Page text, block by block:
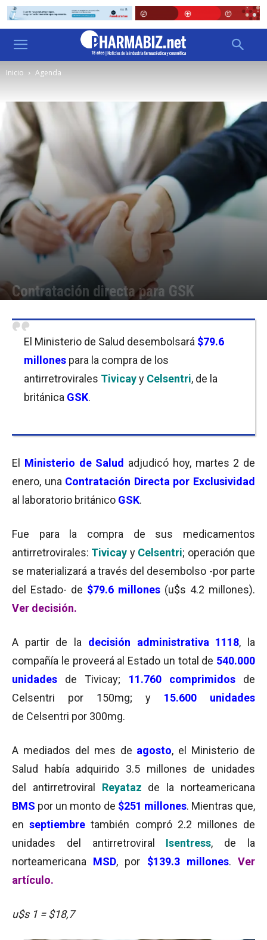
Inicio Agenda
Contratación directa para GSK
El Ministerio de Salud desembolsará $79.6
millones para la compra de los
antirretrovirales Tivicayy Celsentri, de la
británica GSK.
El Ministerio de Salud adjudicó hoy, martes 2 de
enero, una Contratación Directa por Exclusividad
al laboratorio británico GSK.
Fue para la compra de sus medicamentos
antirretrovirales: Tivicay y Celsentri; operación que
se materializará a través del desembolso -por parte
del Estado- de $79.6 millones (u$s 4.2 millones).
Ver decisión.
A partir de la decisión administrativa 1118, la
compañía le proveerá al Estado un total de 540.000
unidades de Tivicay; 11.760 comprimidosde
Celsentri por 150mg; y 15.600 unidades
de Celsentri por 300mg.
A mediados del mes de agosto, el Ministerio de
Salud había adquirido 3.5 millones de unidades
del antirretroviral Reyataz de la norteamericana
BMS por un monto de $251 millones. Mientras que,
enseptiembre también compró 2.2 millones de
unidades del antirretroviral Isentress, de la
norteamericana MSD, por $139.3 millones.Ver
artículo.
u$s 1 = $18,7